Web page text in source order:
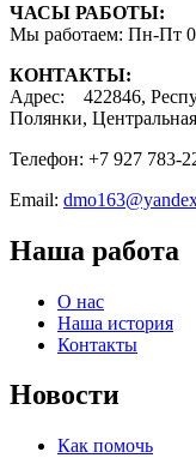
ЧАСЫ РАБОТЫ:
Мы работаем: Пн-Пт
КОНТАКТЫ:
Адрес: 422846,
Полянки,
Телефон: +7 927 783-
Email:
Наша работа
О нас
Наша история
Контакты
Новости
Как помочь